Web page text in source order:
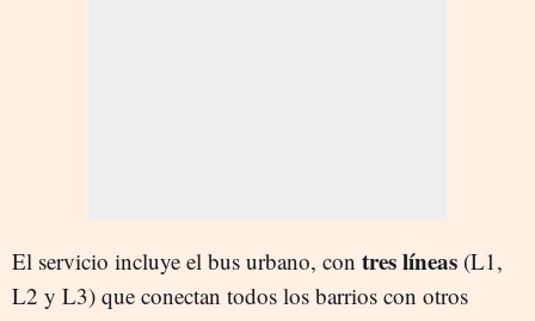
El servicio incluye el bus urbano, con tres líneas (L1,
L2 y L3) que conectan todos los barrios con otros